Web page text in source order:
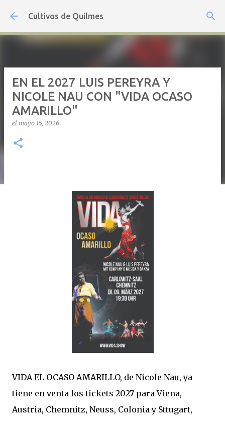
Ir al contenido principal
Cultivos de Quilmes
EN EL 2027 LUIS PEREYRA Y
NICOLE NAU CON "VIDA OCASO
AMARILLO"
el mayo 15, 2026
VIDA EL OCASO AMARILLO, de Nicole Nau, ya
tiene en venta los tickets 2027 para Viena,
Austria, Chemnitz, Neuss, Colonia y Sttugart,